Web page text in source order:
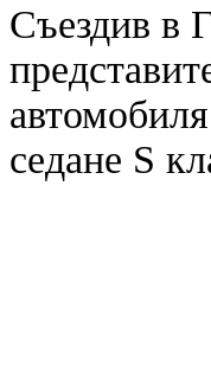
Съездив в
седане S